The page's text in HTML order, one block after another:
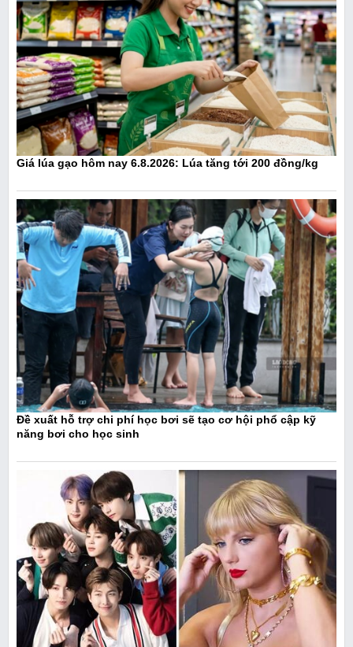
Giá lúa gạo hôm nay 6.8.2026: Lúa tăng tới 200 đồng/kg
Đề xuất hỗ trợ chi phí học bơi sẽ tạo cơ hội phổ cập kỹ
năng bơi cho học sinh